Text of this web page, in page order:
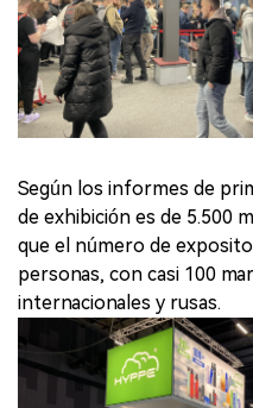
Según los informes de
de exhibición es de 5.500
que el número de
personas, con casi 100
internacionales y rusas.